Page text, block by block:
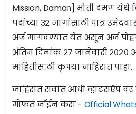
Mission, Daman] मोती दमण येथे
पदांच्या ३२ जागांसाठी पात्र
अर्ज मागवण्यात येत असून अर्ज
अंतिम दिनांक २७ जानेवारी २०२०
माहितीसाठी कृपया जाहिरात पाहा.
जाहिरात सर्वात आधी व्हाटसऍप
मोफत जॉईन करा - Official